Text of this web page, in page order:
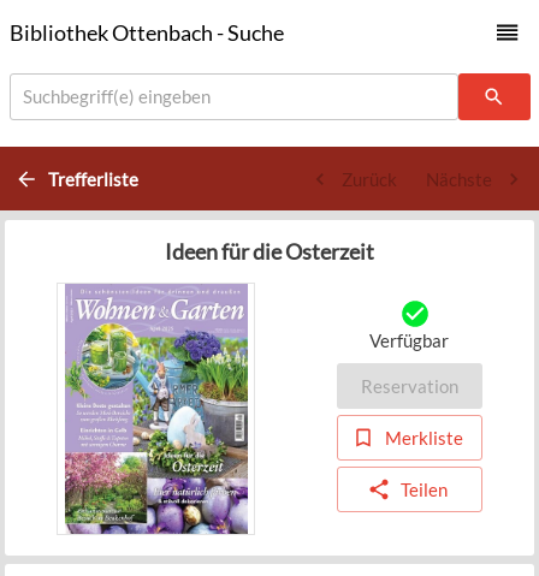
Bibliothek Ottenbach - Suche
Suchbegriff(e) eingeben
Trefferliste Zurück Nächste
Ideen für die Osterzeit
Verfügbar
Reservation
Merkliste
Teilen